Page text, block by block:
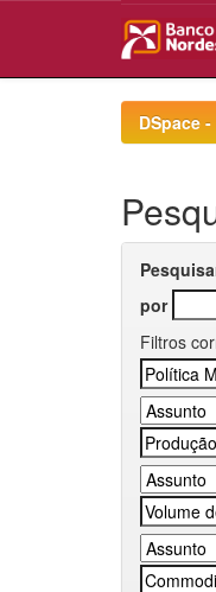
DSpace
por
Filtros